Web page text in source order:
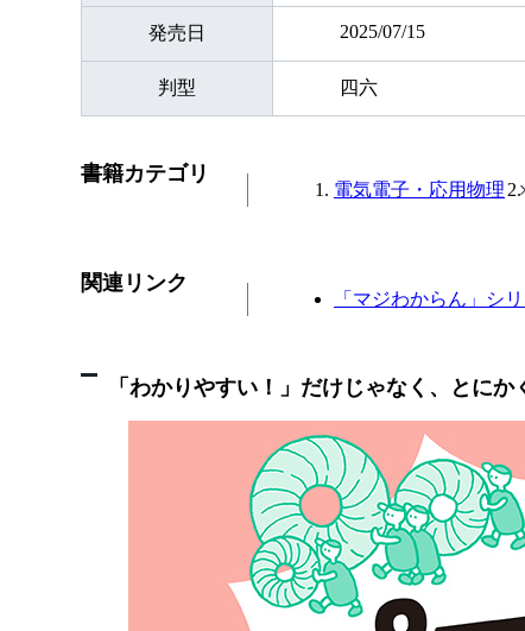
発売日 2025/07/15
判型 四六
書籍カテゴリ
電気電子・応用物理
関連リンク
「マジわからん」シ
「わかりやすい！」だけじゃなく、とに